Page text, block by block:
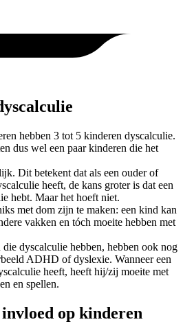
hebben 3 tot 5 kinderen dyscalculie.
dus wel een paar kinderen die het
Dit betekent dat als een ouder of
heeft, de kans groter is dat een
hebt. Maar het hoeft niet.
met dom zijn te maken: een kind kan
vakken en tóch moeite hebben met
dyscalculie hebben, hebben ook nog
ADHD of dyslexie. Wanneer een
heeft, heeft hij/zij moeite met
en spellen.
op kinderen